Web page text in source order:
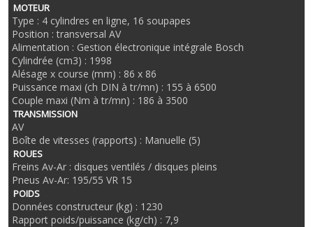
MOTEUR
Type : 4 cylindres en ligne, 16 soupapes
Position : transversal AV
Alimentation : Gestion électronique intégrale Bosch
Cylindrée (cm3) : 1998
Alésage x course (mm) : 86 x 86
Puissance maxi (ch DIN à tr/mn) : 155 à 6500
Couple maxi (Nm à tr/mn) : 186 à 3500
TRANSMISSION
AV
Boîte de vitesses (rapports) : Manuelle (5)
ROUES
Freins Av-Ar : disques ventilés / disques pleins
Pneus Av-Ar: 195/55 VR 15
POIDS
Données constructeur (kg) : 1230
Rapport poids/puissance (kg/ch) : 7,9